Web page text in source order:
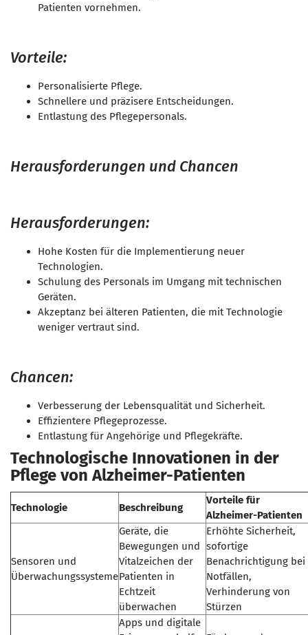
Patienten vornehmen.
Vorteile:
Personalisierte Pflege.
Schnellere und präzisere Entscheidungen.
Entlastung des Pflegepersonals.
Herausforderungen und Chancen
Herausforderungen:
Hohe Kosten für die Implementierung neuer
Technologien.
Schulung des Personals im Umgang mit technischen
Geräten.
Akzeptanz bei älteren Patienten, die mit Technologie
weniger vertraut sind.
Chancen:
Verbesserung der Lebensqualität und Sicherheit.
Effizientere Pflegeprozesse.
Entlastung für Angehörige und Pflegekräfte.
Technologische Innovationen in der
Pflege von Alzheimer-Patienten
Technologie Beschreibung
Vorteile für
Alzheimer-Patienten
Sensoren und
Überwachungssysteme
Geräte, die
Bewegungen und
Vitalzeichen der
Patienten in
Echtzeit
überwachen
Erhöhte Sicherheit,
sofortige
Benachrichtigung bei
Notfällen,
Verhinderung von
Stürzen
Apps und digitale